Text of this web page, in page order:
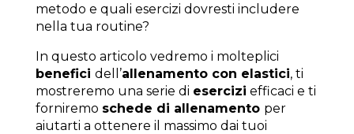
metodo e quali esercizi dovresti includere
nella tua routine?
In questo articolo vedremo i molteplici
benefici dell’allenamento con elastici, ti
mostreremo una serie di esercizi efficaci e ti
forniremo schede di allenamento per
aiutarti a ottenere il massimo dai tuoi